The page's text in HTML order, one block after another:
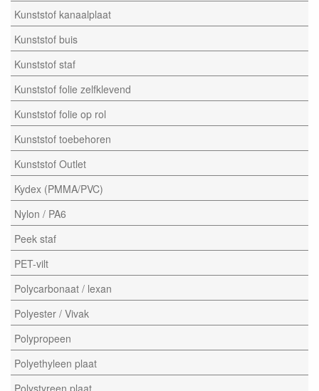
Kunststof kanaalplaat
Kunststof buis
Kunststof staf
Kunststof folie zelfklevend
Kunststof folie op rol
Kunststof toebehoren
Kunststof Outlet
Kydex (PMMA/PVC)
Nylon / PA6
Peek staf
PET-vilt
Polycarbonaat / lexan
Polyester / Vivak
Polypropeen
Polyethyleen plaat
Polystyreen plaat